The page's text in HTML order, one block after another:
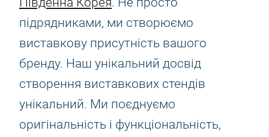
підрядниками, ми створюємо
виставкову присутність вашого
бренду. Наш унікальний досвід
створення виставкових стендів
унікальний. Ми поєднуємо
оригінальність і функціональність,